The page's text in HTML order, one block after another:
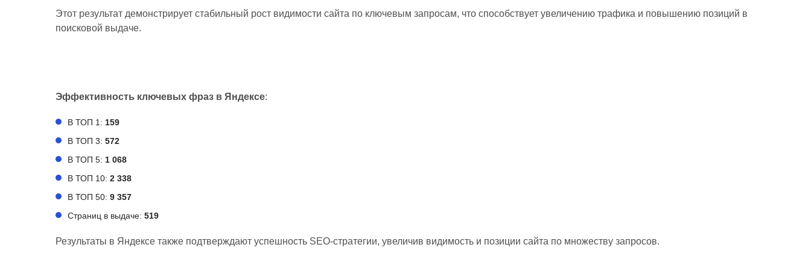
Этот результат демонстрирует стабильный рост видимости сайта по ключевым запросам, что способствует увеличению трафика и повышению позиций в
поисковой выдаче.
Эффективность ключевых фраз в Яндексе:
В ТОП 1: 159
В ТОП 3: 572
В ТОП 5: 1 068
В ТОП 10: 2 338
В ТОП 50: 9 357
Страниц в выдаче: 519
Результаты в Яндексе также подтверждают успешность SEO-стратегии, увеличив видимость и позиции сайта по множеству запросов.